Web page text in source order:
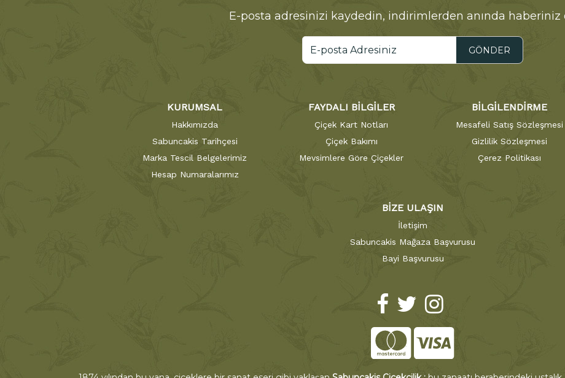
E-posta adresinizi kaydedin, indirimlerden anında haberiniz
GÖNDER
KURUMSAL
Hakkımızda
Sabuncakis Tarihçesi
Marka Tescil Belgelerimiz
Hesap Numaralarımız
FAYDALI BİLGİLER
Çiçek Kart Notları
Çiçek Bakımı
Mevsimlere Göre Çiçekler
BİLGİLENDİRME
Mesafeli Satış Sözleşmesi
Gizlilik Sözleşmesi
Çerez Politikası
BİZE ULAŞIN
İletişim
Sabuncakis Mağaza Başvurusu
Bayi Başvurusu